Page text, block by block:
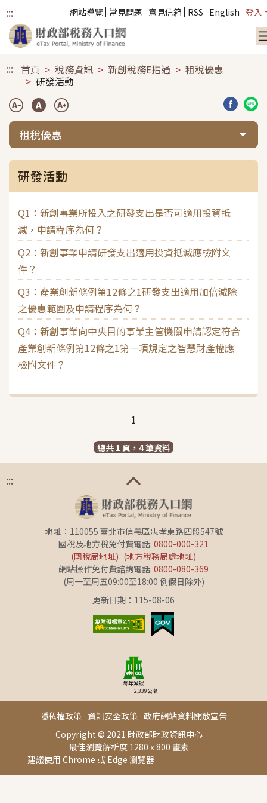
::: 網站導覽 常見問題 意見信箱 RSS English 登入
::: 首頁 稅務資訊 新創稅務E指通
租稅優惠
研發活動
分享到
分
租稅優惠
研發活動
Q1：新創事業所投入之研發支出是否可適用投資抵
減，申請程序為何？
Q2：新創事業申請研發支出適用投資抵減應檢附文
件？
Q3：產業創新條例第12條之1研發支出適用加倍減除
之優惠範圍及申請程序為何？
Q4：新創事業向中央目的事業主管機關申請認定符合
產業創新條例第12條之1第一項規定之智慧財產權應
檢附文件？
1
總共 1 頁，4 筆資料
:::
地址：110055 臺北市信義區忠孝東路四段547號
國稅及地方稅免付費電話: 0800-000-321
(國稅局地址) (地方稅務局處地址)
網站操作免付費諮詢電話: 0800-080-369
(周一至周五09:00至18:00 例假日除外)
更新日期：115-08-06
每年減碳
2,339公噸
Copyright © 2021 財政部財政資訊中心
最佳瀏覽解析度 1280 x 800 畫素
建議使用 Chrome 或 Edge 瀏覽器此頁面由[AP01]提供
隱私權政策 資訊安全政策 政府網站資料開放宣告